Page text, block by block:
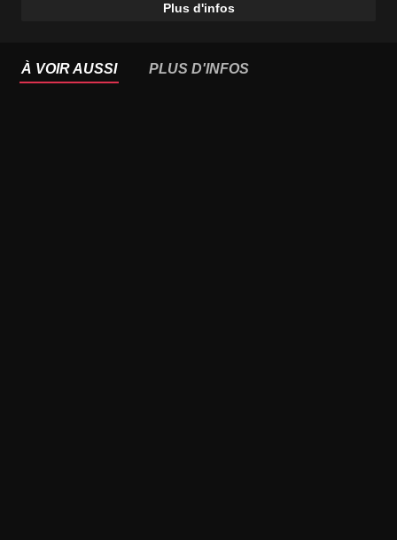
Plus d'infos
À VOIR AUSSI PLUS D'INFOS